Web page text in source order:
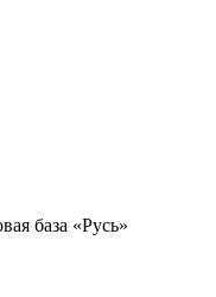
база «Русь»